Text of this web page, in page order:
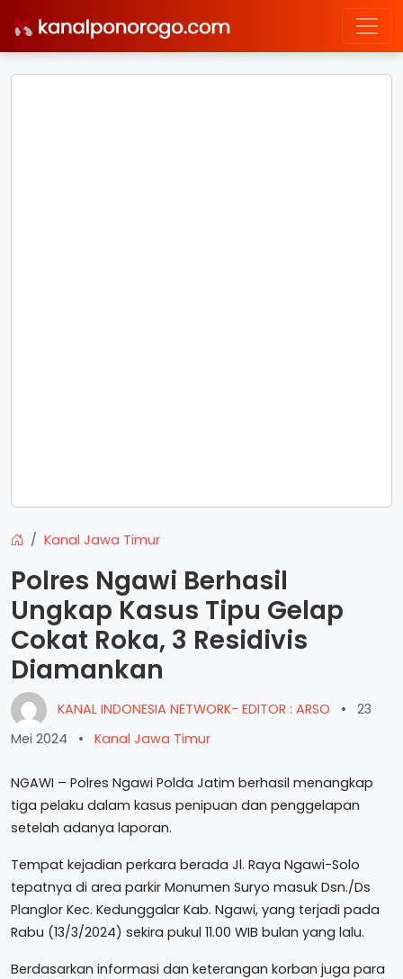
Kanal Jawa Timur
Polres Ngawi Berhasil
Ungkap Kasus Tipu Gelap
Cokat Roka, 3 Residivis
Diamankan
KANAL INDONESIA NETWORK- EDITOR : ARSO •
23
Mei 2024
• Kanal Jawa Timur
NGAWI – Polres Ngawi Polda Jatim berhasil menangkap
tiga pelaku dalam kasus penipuan dan penggelapan
setelah adanya laporan.
Tempat kejadian perkara berada Jl. Raya Ngawi-Solo
tepatnya di area parkir Monumen Suryo masuk Dsn./Ds
Planglor Kec. Kedunggalar Kab. Ngawi, yang terjadi pada
Rabu (13/3/2024) sekira pukul 11.00 WIB bulan yang lalu.
Berdasarkan informasi dan keterangan korban juga para